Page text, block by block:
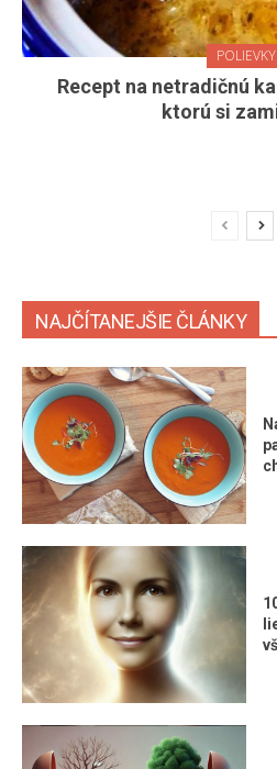
POLIEVKY
Recept na netradičnú
ktorú si
NAJČÍTANEJŠIE ČLÁNKY